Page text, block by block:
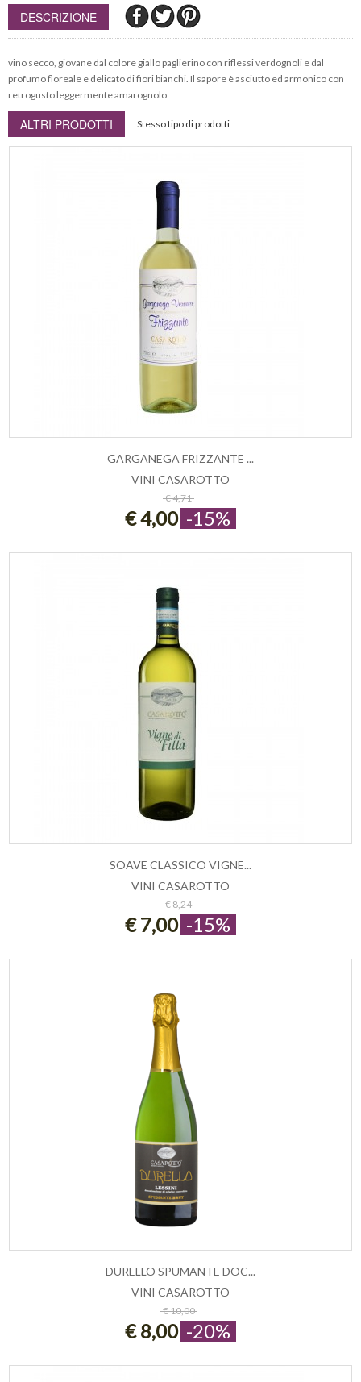
DESCRIZIONE
vino secco, giovane dal colore giallo paglierino con riflessi verdognoli e dal
profumo floreale e delicato di fiori bianchi. Il sapore è asciutto ed armonico con
retrogusto leggermente amarognolo
ALTRI PRODOTTI Stesso tipo di prodotti
ESAURITO
GARGANEGA FRIZZANTE ...
VINI CASAROTTO
€ 4,71
€ 4,00 -15%
ESAURITO
SOAVE CLASSICO VIGNE...
VINI CASAROTTO
€ 8,24
€ 7,00 -15%
ESAURITO
DURELLO SPUMANTE DOC...
VINI CASAROTTO
€ 10,00
€ 8,00 -20%